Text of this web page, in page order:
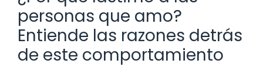
personas que amo?
Entiende las razones detrás
de este comportamiento